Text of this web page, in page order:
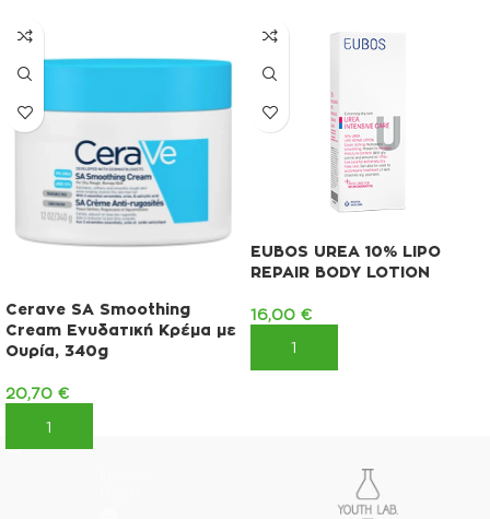
Cerave SA Smoothing
Cream Ενυδατική Κρέμα με
Ουρία, 340g
20,70 €
ΠΡΟΣΘΉΚΗ ΣΤΟ ΚΑΛΆΘΙ
EUBOS UREA 10% LIPO
REPAIR BODY LOTION
16,00 €
ΠΡΟΣΘΉΚΗ ΣΤΟ ΚΑΛΆΘΙ